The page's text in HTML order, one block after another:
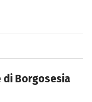
di Borgosesia